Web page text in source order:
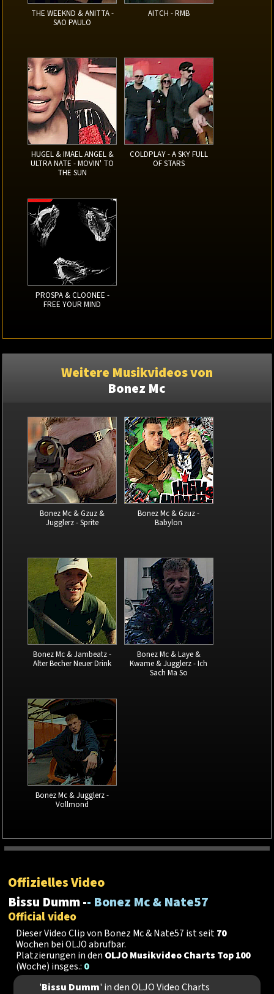
THE WEEKND & ANITTA -
SAO PAULO
AITCH - RMB
HUGEL & IMAEL ANGEL &
ULTRA NATE - MOVIN' TO
THE SUN
COLDPLAY - A SKY FULL
OF STARS
PROSPA & CLOONEE -
FREE YOUR MIND
Weitere Musikvideos von
Bonez Mc
Bonez Mc & Gzuz &
Jugglerz - Sprite
Bonez Mc & Gzuz -
Babylon
Bonez Mc & Jambeatz -
Alter Becher Neuer Drink
Bonez Mc & Laye &
Kwame & Jugglerz - Ich
Sach Ma So
Bonez Mc & Jugglerz -
Vollmond
Offizielles Video
Bissu Dumm -- Bonez Mc & Nate57
Official video
Dieser Video Clip von Bonez Mc & Nate57 ist seit70
Wochen bei OLJO abrufbar.
Platzierungen in den OLJO Musikvideo Charts Top 100
(Woche) insges.: 0
'Bissu Dumm' in den OLJO Video Charts